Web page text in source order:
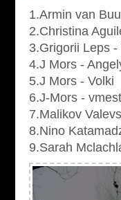
1.Armin van
2.Christina
3.Grigorii Leps -
4.J Mors -
5.J Mors - Volki
6.J-Mors -
7.Malikov
8.Nino
9.Sarah